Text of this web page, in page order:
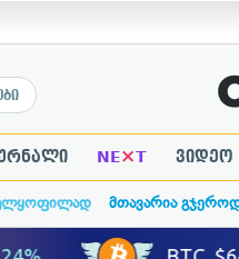
NE×T ვიდეო
მთავარია